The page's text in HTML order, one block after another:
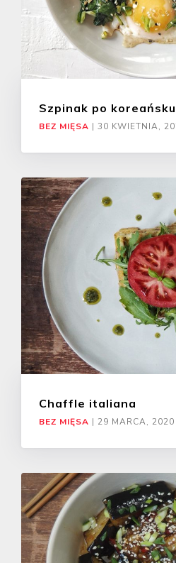
Szpinak po
BEZ MIĘSA | 30 KWIETNIA,
Chaffle italiana
BEZ MIĘSA | 29 MARCA, 2020